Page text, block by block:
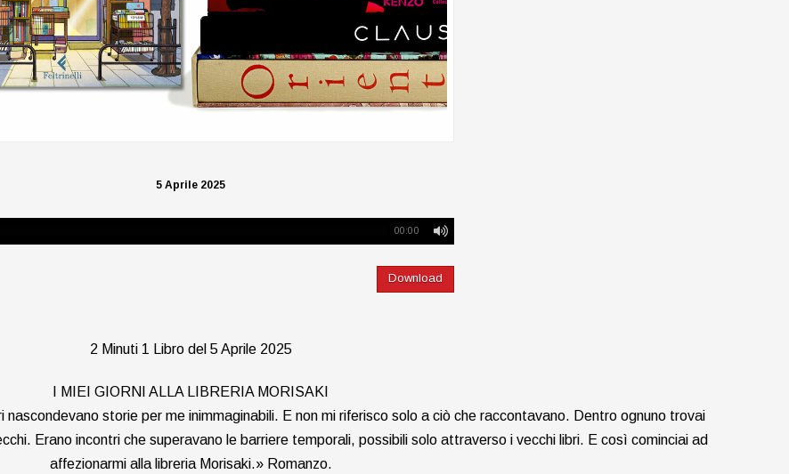
5 Aprile 2025
00:00
Download
2 Minuti 1 Libro del 5 Aprile 2025
I MIEI GIORNI ALLA LIBRERIA MORISAKI
nascondevano storie per me inimmaginabili. E non mi riferisco solo a ciò che raccontavano. Dentro ognuno trovai
Erano incontri che superavano le barriere temporali, possibili solo attraverso i vecchi libri. E così cominciai ad
affezionarmi alla libreria Morisaki.» Romanzo.